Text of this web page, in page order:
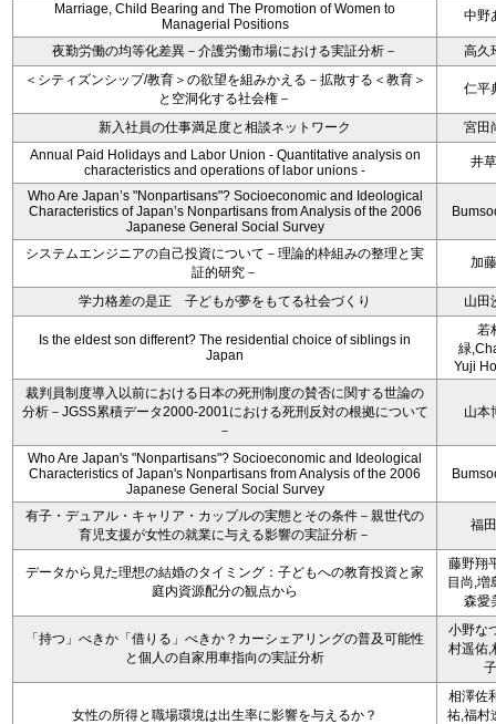
Marriage, Child Bearing and The Promotion of Women to
Managerial Positions
中野
夜勤労働の均等化差異－介護労働市場における実証分析－
高久
＜シティズンシップ/教育＞の欲望を組みかえる－拡散する＜教育＞
と空洞化する社会権－
仁平
新入社員の仕事満足度と相談ネットワーク
宮田
Annual Paid Holidays and Labor Union - Quantitative analysis on
characteristics and operations of labor unions -
井
Who Are Japan’s "Nonpartisans"? Socioeconomic and Ideological
Characteristics of Japan’s Nonpartisans from Analysis of the 2006
Japanese General Social Survey
システムエンジニアの自己投資について－理論的枠組みの整理と実
証的研究－
加
学力格差の是正 子どもが夢をもてる社会づくり 山田
Is the eldest son different? The residential choice of siblings in
Japan
若
緑
Yuji
裁判員制度導入以前における日本の死刑制度の賛否に関する世論の
分析－JGSS累積データ2000-2001における死刑反対の根拠について
－
山本
Who Are Japan's "Nonpartisans"? Socioeconomic and Ideological
Characteristics of Japan's Nonpartisans from Analysis of the 2006
Japanese General Social Survey
有子・デュアル・キャリア・カップルの実態とその条件－親世代の
育児支援が女性の就業に与える影響の実証分析－
福
データから見た理想の結婚のタイミング：子どもへの教育投資と家
庭内資源配分の観点から
藤野翔
目尚,増
森愛
「持つ」べきか「借りる」べきか？カーシェアリングの普及可能性
と個人の自家用車指向の実証分析
小野な
村遥佑,
子
女性の所得と職場環境は出生率に影響を与えるか？
相澤佐
祐,福村